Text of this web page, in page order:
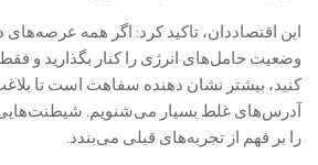
این اقتصاددان، تاکید کرد: اگر همه
وضعیت حامل‌های انرژی را کنار بگذارید و
کنید، بیشتر نشان دهنده سفاهت است تا
آدرس‌های غلط بسیار می‌شنویم. شیطنت‌هایی
را بر فهم از تجربه‌های قبلی می‌بندد.